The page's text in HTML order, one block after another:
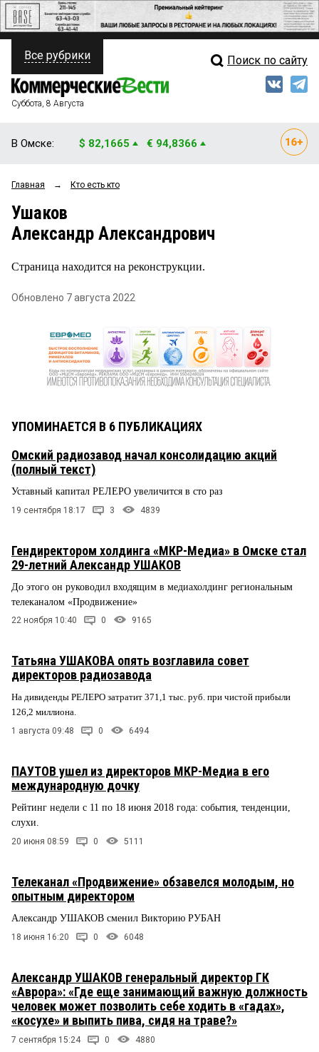
ПОЛИТИКА
ФИНАНСЫ
ОБЩЕСТВО
ЗАКОН
Свежий выпуск
Все рубрики Поиск по сайту
Суббота, 8 Августа
В Омске: $ 82,1665 € 94,8366
Главная → Кто есть кто
Ушаков
Александр Александрович
Страница находится на реконструкции.
Обновлено 7 августа 2022
УПОМИНАЕТСЯ В 6 ПУБЛИКАЦИЯХ
Омский радиозавод начал консолидацию акций
(полный текст)
Уставный капитал РЕЛЕРО увеличится в сто раз
19 сентября 18:17 3 4839
Гендиректором холдинга «МКР-Медиа» в Омске стал
29-летний Александр УШАКОВ
До этого он руководил входящим в медиахолдинг региональным
телеканалом «Продвижение»
22 ноября 10:40 0 9165
Татьяна УШАКОВА опять возглавила совет
директоров радиозавода
На дивиденды РЕЛЕРО затратит 371,1 тыс. руб. при чистой прибыли
126,2 миллиона.
1 августа 09:48 0 6494
ПАУТОВ ушел из директоров МКР-Медиа в его
международную дочку
Рейтинг недели с 11 по 18 июня 2018 года: события, тенденции,
слухи.
20 июня 08:59 0 5111
Телеканал «Продвижение» обзавелся молодым, но
опытным директором
Александр УШАКОВ сменил Викторию РУБАН
18 июня 16:20 0 6048
Александр УШАКОВ генеральный директор ГК
«Аврора»: «Где еще занимающий важную должность
человек может позволить себе ходить в «гадах»,
«косухе» и выпить пива, сидя на траве?»
7 сентября 15:24 0 4880